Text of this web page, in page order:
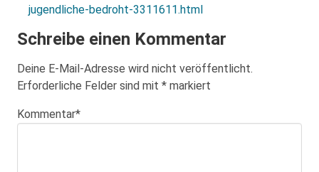
jugendliche-bedroht-3311611.html
Schreibe einen Kommentar
Deine E-Mail-Adresse wird nicht veröffentlicht.
Erforderliche Felder sind mit * markiert
Kommentar*